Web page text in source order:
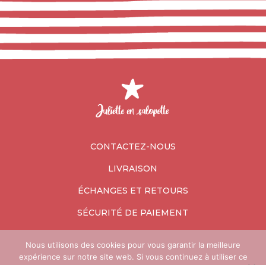
CONTACTEZ-NOUS
LIVRAISON
ÉCHANGES ET RETOURS
SÉCURITÉ DE PAIEMENT
Nous utilisons des cookies pour vous garantir la meilleure
expérience sur notre site web. Si vous continuez à utiliser ce